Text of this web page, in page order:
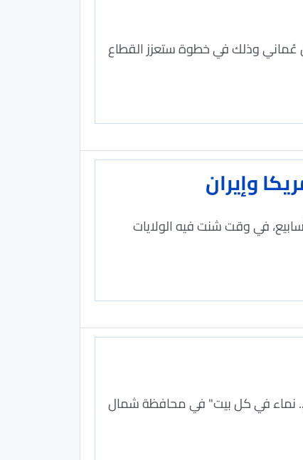
بتوقيع عقد استثماري لإنشاء مصنع للسيراميك بـ 25 مليون ريال عُماني وذلك في خطوة ستعزز القطاع
أكثر من ستة أسابيع، في ​وقت شنت فيه الولايات
نماء في كل بيت" في محافظة شمال